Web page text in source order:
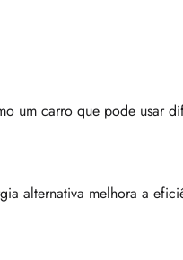
carro que pode usar
alternativa melhora a